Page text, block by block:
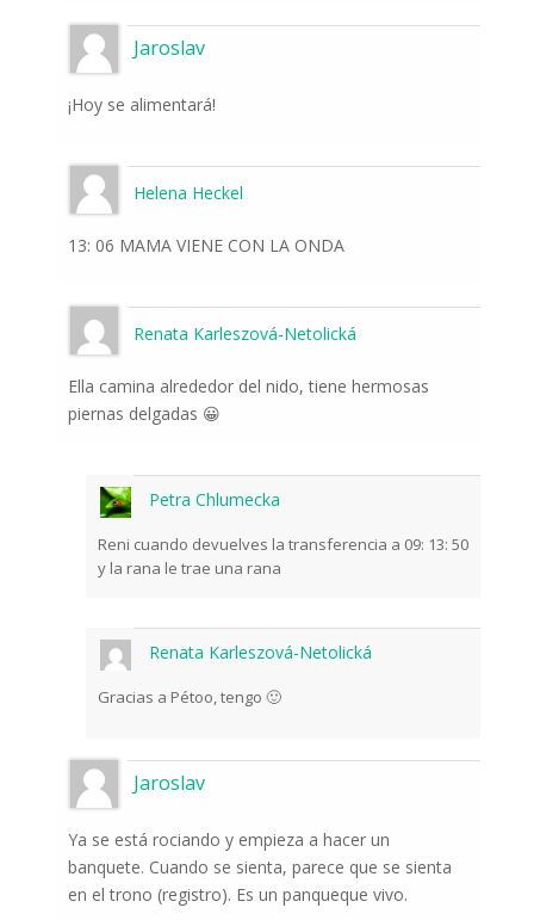
Jaroslav
¡Hoy se alimentará!
Helena Heckel
13: 06 MAMA VIENE CON LA ONDA
Renata Karleszová-Netolická
Ella camina alrededor del nido, tiene hermosas
piernas delgadas 😀
Petra Chlumecka
Reni cuando devuelves la transferencia a 09: 13: 50
y la rana le trae una rana
Renata Karleszová-Netolická
Gracias a Pétoo, tengo 🙂
Jaroslav
Ya se está rociando y empieza a hacer un
banquete. Cuando se sienta, parece que se sienta
en el trono (registro). Es un panqueque vivo.